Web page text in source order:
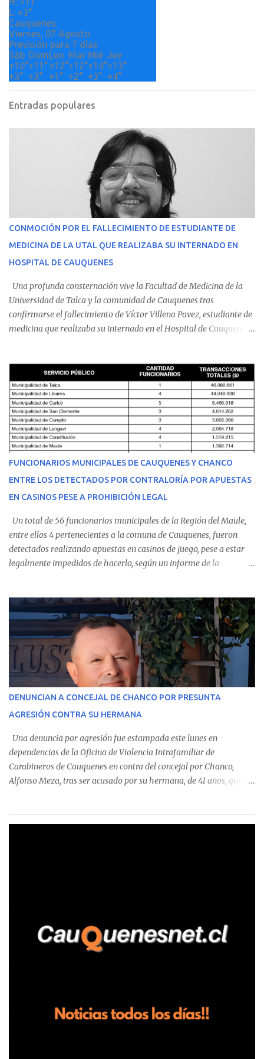
s
L: +3°
Cauquenes
Viernes, 07 Agosto
Previsión para 7 días
Sáb DomLun Mar Mié Jue
+10°+11°+12°+12°+14°+13°
+3° +3° +1° +2° +3° +4°
Entradas populares
CONMOCIÓN POR EL FALLECIMIENTO DE ESTUDIANTE DE
MEDICINA DE LA UTAL QUE REALIZABA SU INTERNADO EN
HOSPITAL DE CAUQUENES
Una profunda consternación vive la Facultad de Medicina de la
Universidad de Talca y la comunidad de Cauquenes tras
confirmarse el fallecimiento de Víctor Villena Pavez, estudiante de
medicina que realizaba su internado en el Hospital de Cauquenes.
malestares físicos. Dada la complejidad de su estado de salud, el
equipo médico determinó su traslado de urgencia al Hospital
Regional de Talca y dado la urgencia la ambulancia partió hacia
Talca con escolta de Carabineros. En medio del traslado, el
estudiante de medicina de 25 años, se agravó y pese a los esfuerzos
del personal de emergencia terminó falleciendo, sin alcanzar a
recibir atención especializada en el centro de destino. Apenas se
conoció la gravedad de su condición, sus padres —residentes en
Villarrica— se trasladaron a Cauquenes con la esperanza de una
evolución favorable. No obstante, alrededo...
FUNCIONARIOS MUNICIPALES DE CAUQUENES Y CHANCO
ENTRE LOS DETECTADOS POR CONTRALORÍA POR APUESTAS
EN CASINOS PESE A PROHIBICIÓN LEGAL
Un total de 56 funcionarios municipales de la Región del Maule,
entre ellos 4 pertenecientes a la comuna de Cauquenes, fueron
detectados realizando apuestas en casinos de juego, pese a estar
legalmente impedidos de hacerlo, según un informe de la
estableció que estos funcionarios —quienes administran o
custodian fondos públicos— efectuaron transacciones por un
monto total de $116.075.918 entre enero de 2024 y junio de 2025.
En el detalle regional, se indica que en la comuna de Cauquenes se
identificó a cuatro funcionarios involucrados en este tipo de
operaciones. Asimismo, se precisa que uno de los casos
corresponde a un funcionario de la Municipalidad de Chanco,
detectaron incumplimientos a la normativa vigente. El informe
precisa que la mayor cantidad de dinero apostado se registró en
Talca, donde...
DENUNCIAN A CONCEJAL DE CHANCO POR PRESUNTA
AGRESIÓN CONTRA SU HERMANA
Una denuncia por agresión fue estampada este lunes en
dependencias de la Oficina de Violencia Intrafamiliar de
Carabineros de Cauquenes en contra del concejal por Chanco,
Alfonso Meza, tras ser acusado por su hermana, de 41 años, quien
relató que los hechos ocurrieron cerca de las 11:30 horas en el
trabajadores, el edil descendió del vehículo y, en medio de la
confrontación, la habría tomado de los hombros, empujado al
suelo y agredido con golpes de pies y manos, mientr...